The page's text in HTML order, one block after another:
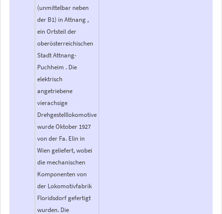
(unmittelbar neben
der B1) in Attnang ,
ein Ortsteil der
oberösterreichischen
Stadt Attnang-
Puchheim . Die
elektrisch
angetriebene
vierachsige
Drehgestelllokomotive
wurde Oktober 1927
von der Fa. Elin in
Wien geliefert, wobei
die mechanischen
Komponenten von
der Lokomotivfabrik
Floridsdorf gefertigt
wurden. Die